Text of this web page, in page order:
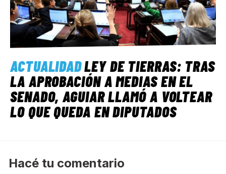
ACTUALIDADLEY DE TIERRAS: TRAS
LA APROBACIÓN A MEDIAS EN EL
SENADO, AGUIAR LLAMÓ A VOLTEAR
LO QUE QUEDA EN DIPUTADOS
Hacé tu comentario